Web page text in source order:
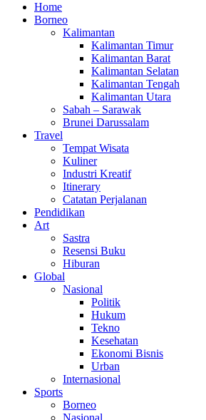
Home
Borneo
Kalimantan
Kalimantan Timur
Kalimantan Barat
Kalimantan Selatan
Kalimantan Tengah
Kalimantan Utara
Sabah – Sarawak
Brunei Darussalam
Travel
Tempat Wisata
Kuliner
Industri Kreatif
Itinerary
Catatan Perjalanan
Pendidikan
Art
Sastra
Resensi Buku
Hiburan
Global
Nasional
Politik
Hukum
Tekno
Kesehatan
Ekonomi Bisnis
Urban
Internasional
Sports
Borneo
Nasional